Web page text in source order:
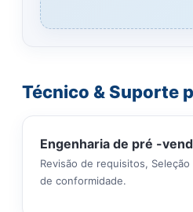
Técnico & Suporte
Engenharia de pré -
Revisão de requisitos,
de conformidade.